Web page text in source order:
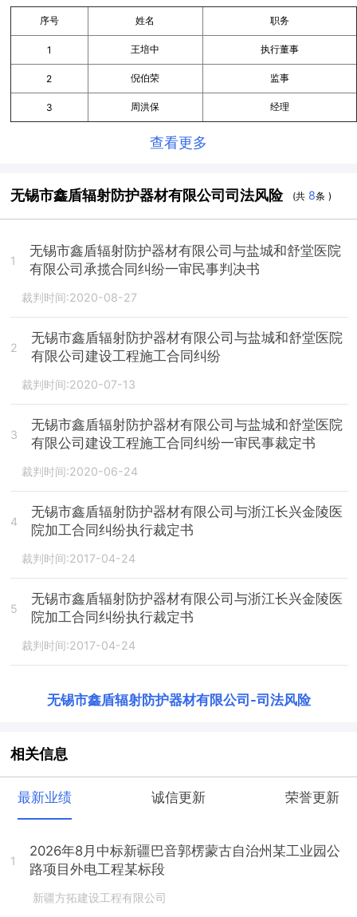
序号 姓名 职务
1 王培中 执行董事
2 倪伯荣 监事
3 周洪保 经理
查看更多
无锡市鑫盾辐射防护器材有限公司司法风险 (共 8条 )
1
无锡市鑫盾辐射防护器材有限公司与盐城和舒堂医院
有限公司承揽合同纠纷一审民事判决书
裁判时间:2020-08-27
2
无锡市鑫盾辐射防护器材有限公司与盐城和舒堂医院
有限公司建设工程施工合同纠纷
裁判时间:2020-07-13
3
无锡市鑫盾辐射防护器材有限公司与盐城和舒堂医院
有限公司建设工程施工合同纠纷一审民事裁定书
裁判时间:2020-06-24
4
无锡市鑫盾辐射防护器材有限公司与浙江长兴金陵医
院加工合同纠纷执行裁定书
裁判时间:2017-04-24
5
无锡市鑫盾辐射防护器材有限公司与浙江长兴金陵医
院加工合同纠纷执行裁定书
裁判时间:2017-04-24
无锡市鑫盾辐射防护器材有限公司 -司法风险
相关信息
最新业绩 诚信更新 荣誉更新
1
2026年8月中标新疆巴音郭楞蒙古自治州某工业园公
路项目外电工程某标段
新疆方拓建设工程有限公司